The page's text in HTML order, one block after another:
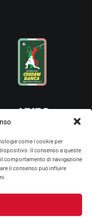
come i cookie per
Il consenso a queste
comportamento di navigazione
il consenso può influire
Energy Volley Ssdrl